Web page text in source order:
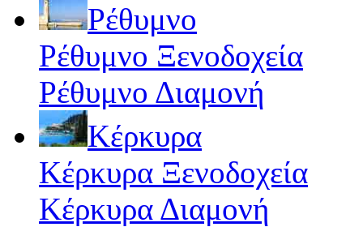
Ρέθυμνο
Ρέθυμνο Ξενοδοχεία
Ρέθυμνο Διαμονή
Κέρκυρα
Κέρκυρα Ξενοδοχεία
Κέρκυρα Διαμονή